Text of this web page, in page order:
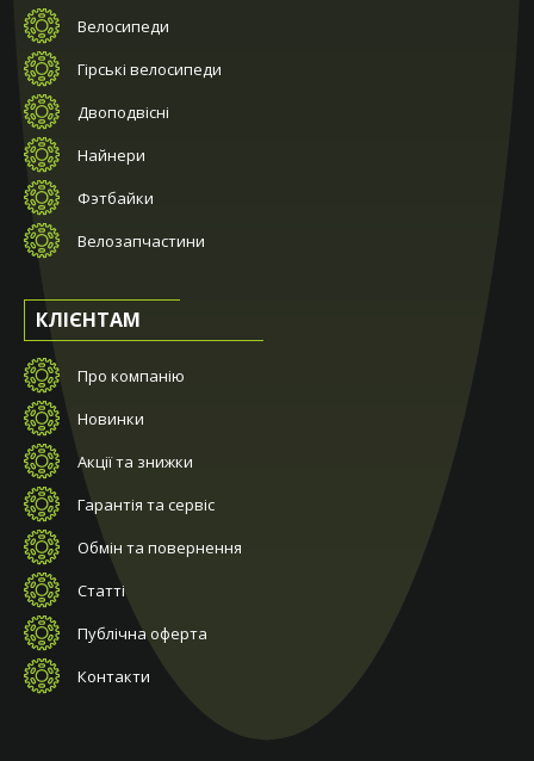
Велосипеди
Гірські велосипеди
Двоподвісні
Найнери
Фэтбайки
Велозапчастини
КЛІЄНТАМ
Про компанію
Новинки
Акції та знижки
Гарантія та сервіс
Обмін та повернення
Статті
Публічна оферта
Контакти